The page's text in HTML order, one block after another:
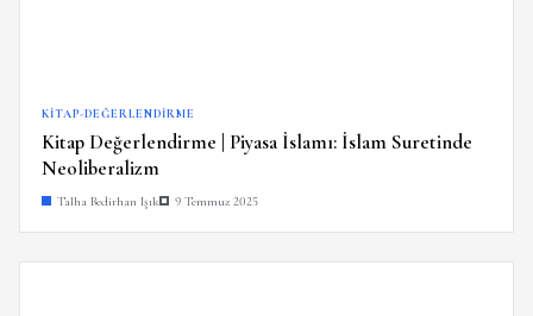
KITAP-DEĞERLENDIRME
Kitap Değerlendirme | Piyasa İslamı: İslam Suretinde
Neoliberalizm
Talha Bedirhan Işık 9 Temmuz 2025